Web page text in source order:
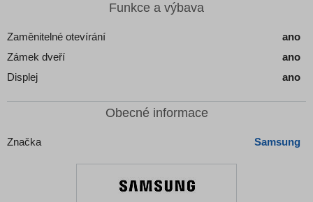
Funkce a výbava
Zaměnitelné otevírání
ano
Zámek dveří
ano
Displej
ano
Obecné informace
Značka Samsung